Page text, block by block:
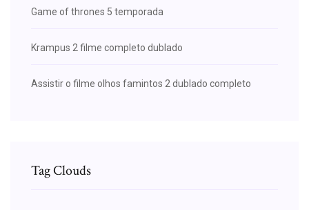
Game of thrones 5 temporada
Krampus 2 filme completo dublado
Assistir o filme olhos famintos 2 dublado completo
Tag Clouds